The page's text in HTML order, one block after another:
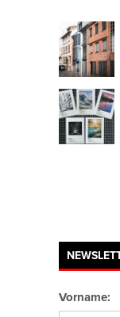
Vorname: